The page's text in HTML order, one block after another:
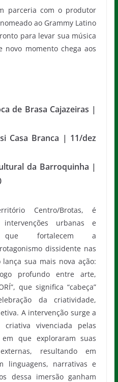
parceria com o produtor
ao Grammy Latino
para levar sua música
novo momento chega aos
de Brasa Cajazeiras |
Casa Branca | 11/dez
da Barroquinha |
Centro/Brotas, é
urbanas e
que fortalecem a
dissidente nas
sua mais nova ação:
profundo entre arte,
que significa “cabeça”
da criatividade,
A intervenção surge a
vivenciada pelas
que exploraram suas
resultando em
linguagens, narrativas e
dessa imersão ganham